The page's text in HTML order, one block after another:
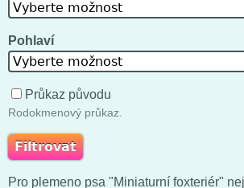
Vyberte možnost
Pohlaví
Vyberte možnost
Průkaz původu
Rodokmenový průkaz.
Pro plemeno psa "Miniaturní foxteriér"